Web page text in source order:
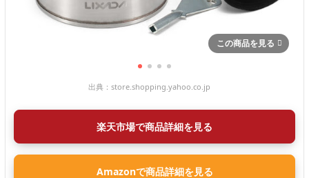
この商品を見る
出典： store.shopping.yahoo.co.jp
楽天市場で商品詳細を見る
Amazonで商品詳細を見る